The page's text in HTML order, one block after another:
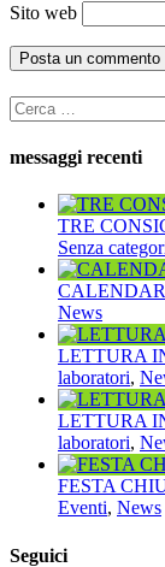
Sito web
Ricerca
per:
messaggi recenti
TRE
Senza
News
LETTURA
laboratori,
LETTURA
laboratori,
FESTA
Eventi, News
Seguici